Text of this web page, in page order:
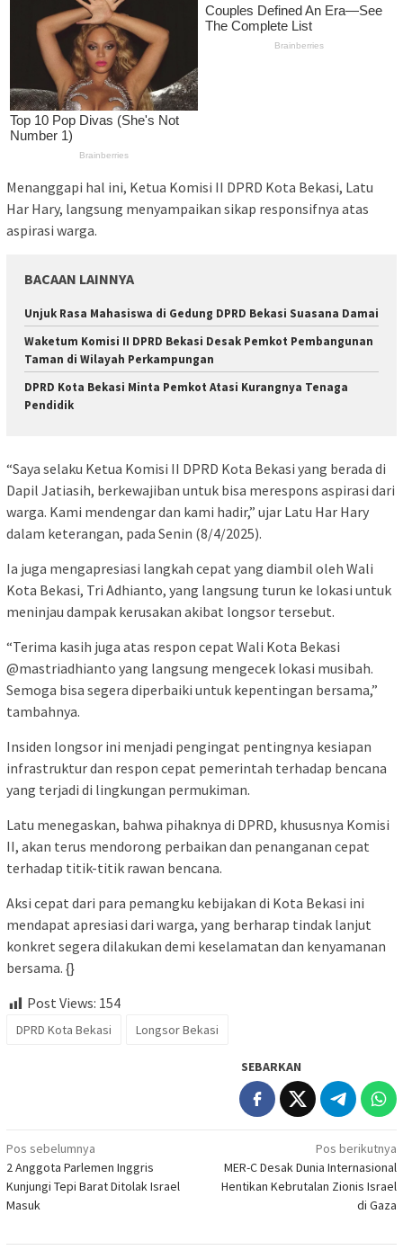
Menanggapi hal ini, Ketua Komisi II DPRD Kota Bekasi, Latu
Har Hary, langsung menyampaikan sikap responsifnya atas
aspirasi warga.
BACAAN LAINNYA
Unjuk Rasa Mahasiswa di Gedung DPRD Bekasi Suasana Damai
Waketum Komisi II DPRD Bekasi Desak Pemkot Pembangunan
Taman di Wilayah Perkampungan
DPRD Kota Bekasi Minta Pemkot Atasi Kurangnya Tenaga
Pendidik
“Saya selaku Ketua Komisi II DPRD Kota Bekasi yang berada di
Dapil Jatiasih, berkewajiban untuk bisa merespons aspirasi dari
warga. Kami mendengar dan kami hadir,” ujar Latu Har Hary
dalam keterangan, pada Senin (8/4/2025).
Ia juga mengapresiasi langkah cepat yang diambil oleh Wali
Kota Bekasi, Tri Adhianto, yang langsung turun ke lokasi untuk
meninjau dampak kerusakan akibat longsor tersebut.
“Terima kasih juga atas respon cepat Wali Kota Bekasi
@mastriadhianto yang langsung mengecek lokasi musibah.
Semoga bisa segera diperbaiki untuk kepentingan bersama,”
tambahnya.
Insiden longsor ini menjadi pengingat pentingnya kesiapan
infrastruktur dan respon cepat pemerintah terhadap bencana
yang terjadi di lingkungan permukiman.
Latu menegaskan, bahwa pihaknya di DPRD, khususnya Komisi
II, akan terus mendorong perbaikan dan penanganan cepat
terhadap titik-titik rawan bencana.
Aksi cepat dari para pemangku kebijakan di Kota Bekasi ini
mendapat apresiasi dari warga, yang berharap tindak lanjut
konkret segera dilakukan demi keselamatan dan kenyamanan
bersama. {}
Post Views: 154
DPRD Kota Bekasi Longsor Bekasi
SEBARKAN
Navigasi
pos
Pos sebelumnya
2 Anggota Parlemen Inggris
Kunjungi Tepi Barat Ditolak Israel
Masuk
Pos berikutnya
MER-C Desak Dunia Internasional
Hentikan Kebrutalan Zionis Israel
di Gaza